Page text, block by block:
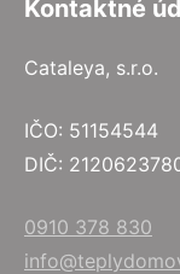
Kontaktné
Cataleya, s.r.o.
IČO: 51154544
DIČ:
0910 378 830